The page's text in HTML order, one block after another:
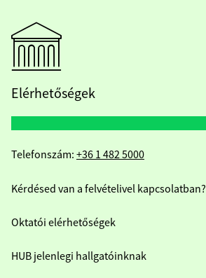
Elérhetőségek
Telefonszám: +36 1 482 5000
Kérdésed van a felvételivel kapcsolatban?
Oktatói elérhetőségek
HUB jelenlegi hallgatóinknak